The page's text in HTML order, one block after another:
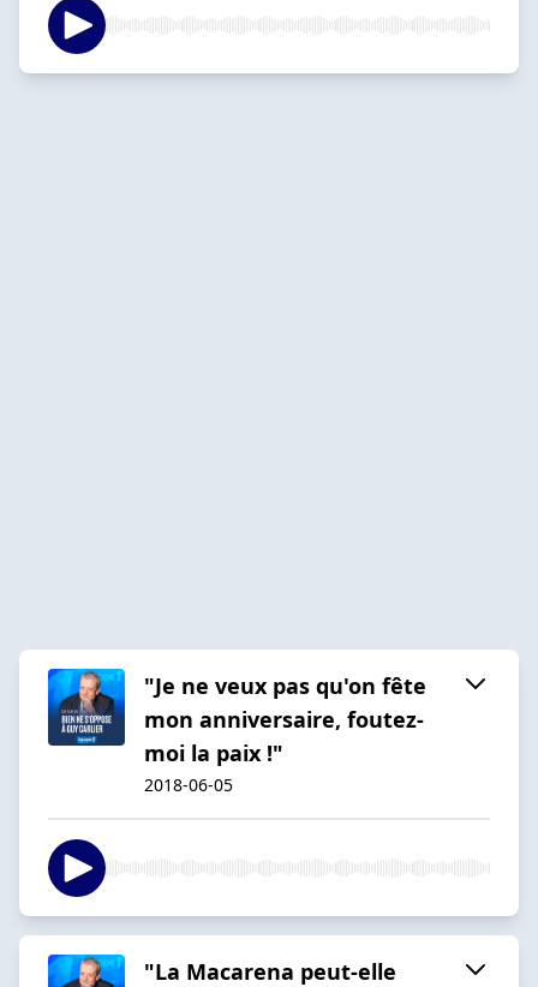
"Je ne veux pas qu'on fête
mon anniversaire, foutez-
moi la paix !"
2018-06-05
"La Macarena peut-elle